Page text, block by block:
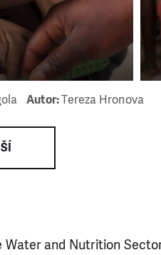
Autor:Tereza Hronova
and Nutrition
DAROVAT PRAVIDELNĚ